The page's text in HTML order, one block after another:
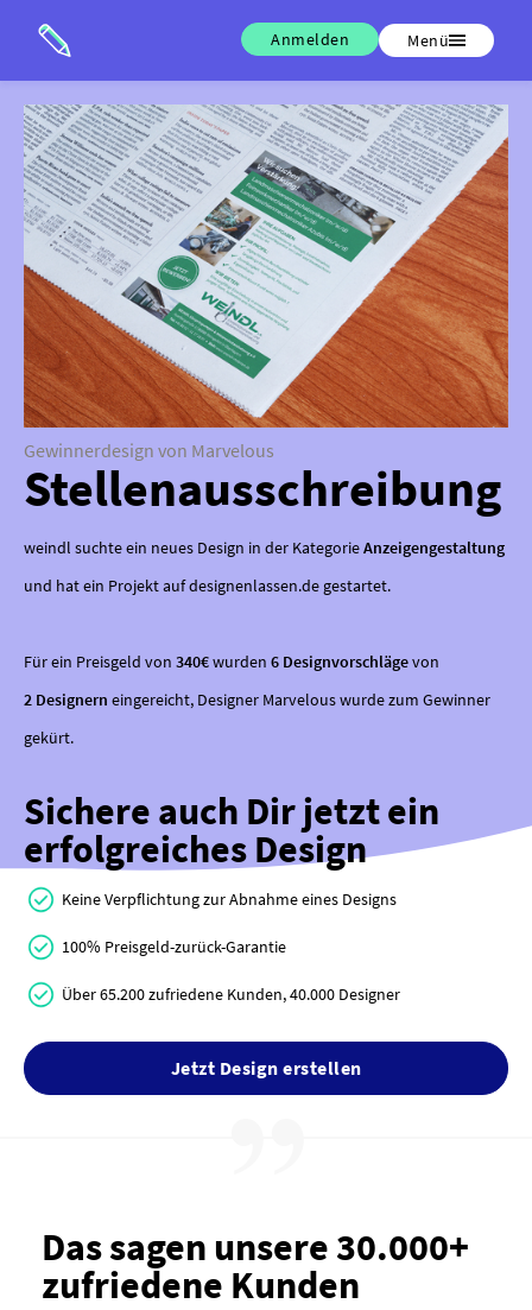
Anmelden Menü
Gewinnerdesign von Marvelous
Stellenausschreibung
weindl suchte ein neues Design in der KategorieAnzeigengestaltung
und hat ein Projekt auf designenlassen.de gestartet.
Für ein Preisgeld von 340€wurden 6 Designvorschlägevon
2 Designern eingereicht, Designer Marvelous wurde zum Gewinner
gekürt.
Sichere auch Dir jetzt ein
erfolgreiches Design
Keine Verpflichtung zur Abnahme eines Designs
100% Preisgeld-zurück-Garantie
Über 65.200 zufriedene Kunden, 40.000 Designer
Jetzt Design erstellen
Das sagen unsere 30.000+
zufriedene Kunden